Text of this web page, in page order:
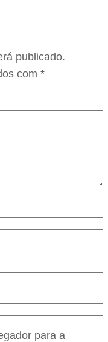
publicado.
com *
para a